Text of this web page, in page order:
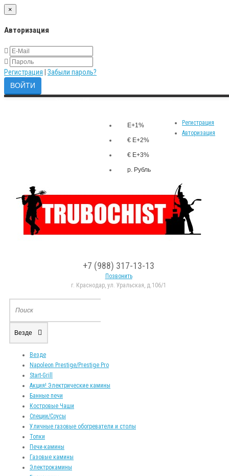
×
Авторизация
Регистрация Забыли пароль?
Регистрация
Авторизация
E+1%
€ E+2%
€ E+3%
р. Рубль
+7 (988) 317-13-13
Позвонить
г. Краснодар, ул. Уральская, д.106/1
Везде
Везде
Napoleon Prestige/Prestige Pro
Start-Grill
Акция! Электрические камины
Банные печи
Костровые Чаши
Специи/Соусы
Уличные газовые обогреватели и столы
Топки
Печи-камины
Газовые камины
Электрокамины